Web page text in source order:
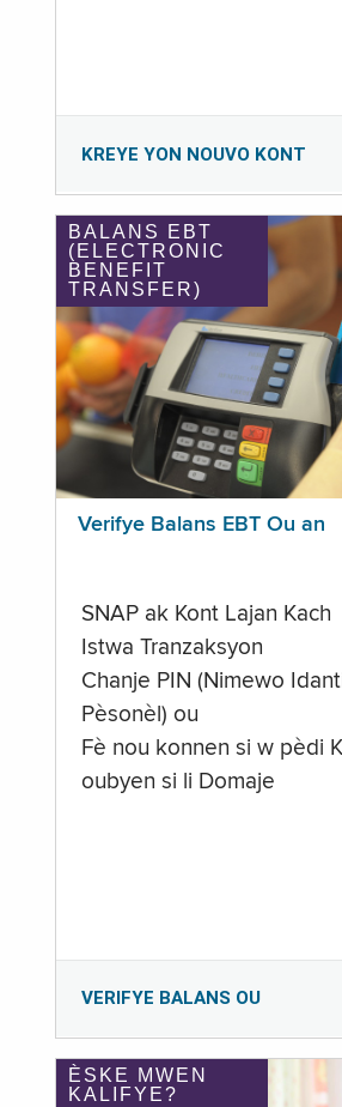
KREYE YON NOUVO KONT
BALANS EBT
(ELECTRONIC
BENEFIT
TRANSFER)
Verifye Balans EBT Ou an
SNAP ak Kont Lajan Kach
Istwa Tranzaksyon
Chanje PIN (Nimewo
Pèsonèl) ou
Fè nou konnen si w pèdi
oubyen si li Domaje
VERIFYE BALANS OU
ÈSKE MWEN
KALIFYE?